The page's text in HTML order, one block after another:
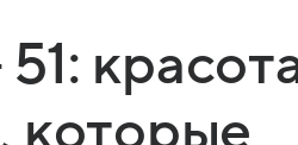
которые